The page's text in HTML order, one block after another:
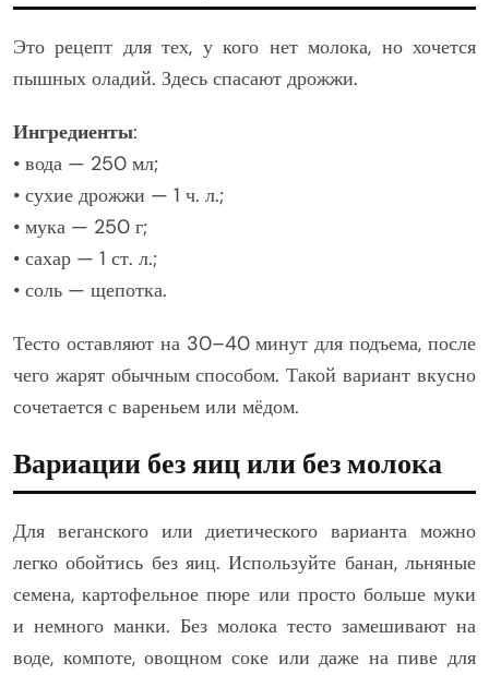
Это рецепт для тех, у кого нет молока, но хочется
пышных оладий. Здесь спасают дрожжи.
Ингредиенты:
• вода — 250 мл;
• сухие дрожжи — 1 ч. л.;
• мука — 250 г;
• сахар — 1 ст. л.;
• соль — щепотка.
Тесто оставляют на 30–40 минут для подъема, после
чего жарят обычным способом. Такой вариант вкусно
сочетается с вареньем или мёдом.
Вариации без яиц или без молока
Для веганского или диетического варианта можно
легко обойтись без яиц. Используйте банан, льняные
семена, картофельное пюре или просто больше муки
и немного манки. Без молока тесто замешивают на
воде, компоте, овощном соке или даже на пиве для